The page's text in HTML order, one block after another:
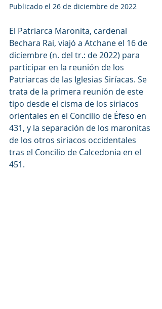
Publicado el 26 de diciembre de 2022
El Patriarca Maronita, cardenal
Bechara Rai, viajó a Atchane el 16 de
diciembre (n. del tr.: de 2022) para
participar en la reunión de los
Patriarcas de las Iglesias Siríacas. Se
trata de la primera reunión de este
tipo desde el cisma de los siriacos
orientales en el Concilio de Éfeso en
431, y la separación de los maronitas
de los otros siriacos occidentales
tras el Concilio de Calcedonia en el
451.